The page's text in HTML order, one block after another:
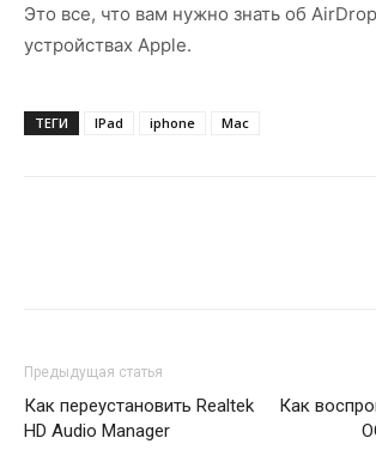
Это все, что вам нужно знать об
устройствах Apple.
ТЕГИ IPad iphone Mac
Предыдущая статья
Как переустановить Realtek
HD Audio Manager
Как